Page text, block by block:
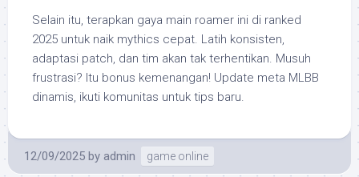
Selain itu, terapkan gaya main roamer ini di ranked
2025 untuk naik mythics cepat. Latih konsisten,
adaptasi patch, dan tim akan tak terhentikan. Musuh
frustrasi? Itu bonus kemenangan! Update meta MLBB
dinamis, ikuti komunitas untuk tips baru.
12/09/2025 by admin game online